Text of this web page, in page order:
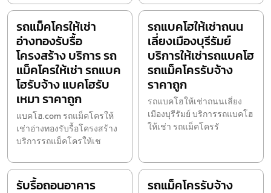
รถแม็คโครให้เช่า
อ่างทองรับรื้อ
โครงสร้าง บริการ รถ
แม็คโครให้เช่า รถแบค
โฮรับจ้าง แบคโฮรับ
เหมา ราคาถูก
แบคโฮ.com รถแม็คโครให้
เช่าอ่างทองรับรื้อโครงสร้าง
บริการรถแม็คโครให้เช
รถแบคโฮให้เช่าถนน
เลี่ยงเมืองบุรีรัมย์
บริการให้เช่ารถแบคโฮ
รถแม็คโครรับจ้าง
ราคาถูก
รถแบคโฮให้เช่าถนนเลี่ยง
เมืองบุรีรัมย์ บริการรถแบคโฮ
ให้เช่า รถแม็คโครรั
รับรื้อถอนอาคาร
รถแม็คโครรับจ้าง